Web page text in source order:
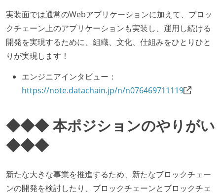
実装面では通常のWebアプリケーションに加えて、ブロッ
クチェーン上のアプリケーションも実装し、運用し続ける
開発を実現するために、組織、文化、仕組みをひとりひと
りが実現します！
エンジニアインタビュー：
https://note.datachain.jp/n/n076469711119
◆◆◆ 本ポジションのやりがい
◆◆◆
新たな大きな事業を推進するため、新たなブロックチェー
ンの開発を検討したり、ブロックチェーンとブロックチェ